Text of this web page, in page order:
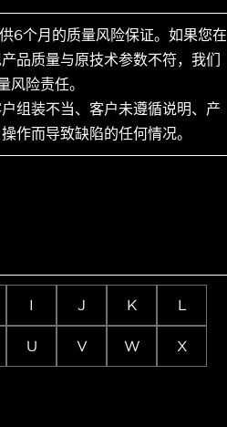
6个月的质量风险保证。如果您在
品质量与原技术参数不符，我们
风险责任。
组装不当、客户未遵循说明、产
作而导致缺陷的任何情况。
I J K L
U V W X